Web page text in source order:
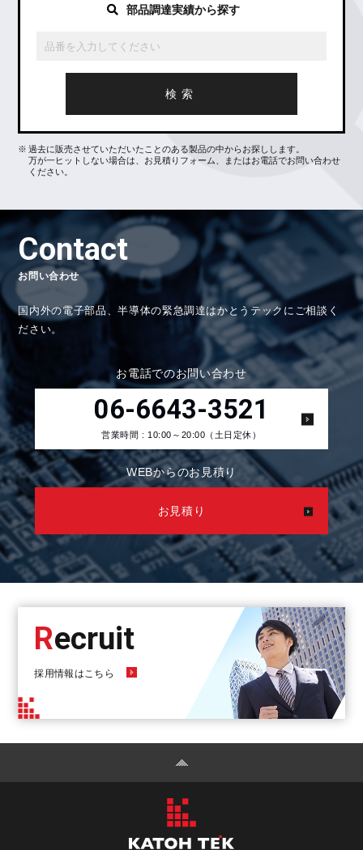
部品調達実績から探す
過去に販売させていただいたことのある製品の中からお探しします。
万が一ヒットしない場合は、お見積りフォーム、またはお電話でお問い合わせ
ください。
Contact
お問い合わせ
国内外の電子部品、半導体の緊急調達はかとうテックにご相談く
ださい。
お電話でのお問い合わせ
06-6643-3521
営業時間 : 10:00～20:00（土日定休）
WEBからのお見積り
お見積り
REcruit
採用情報はこちら